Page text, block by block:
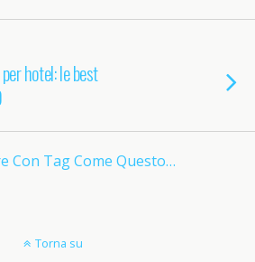
hotel: le best
Con Tag Come Questo…
Torna su